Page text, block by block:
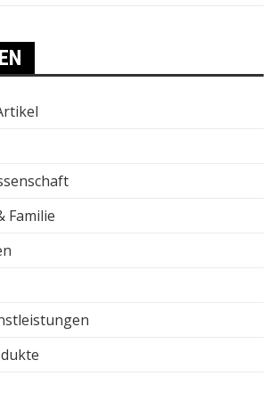
Familie